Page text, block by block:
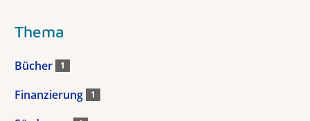
Thema
Bücher 1
Finanzierung 1